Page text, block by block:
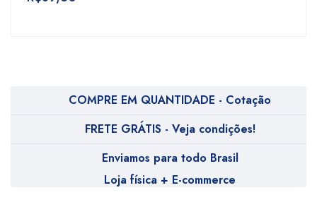
COMPRE EM QUANTIDADE - Cotação
FRETE GRÁTIS - Veja condições!
Enviamos para todo Brasil
Loja física + E-commerce